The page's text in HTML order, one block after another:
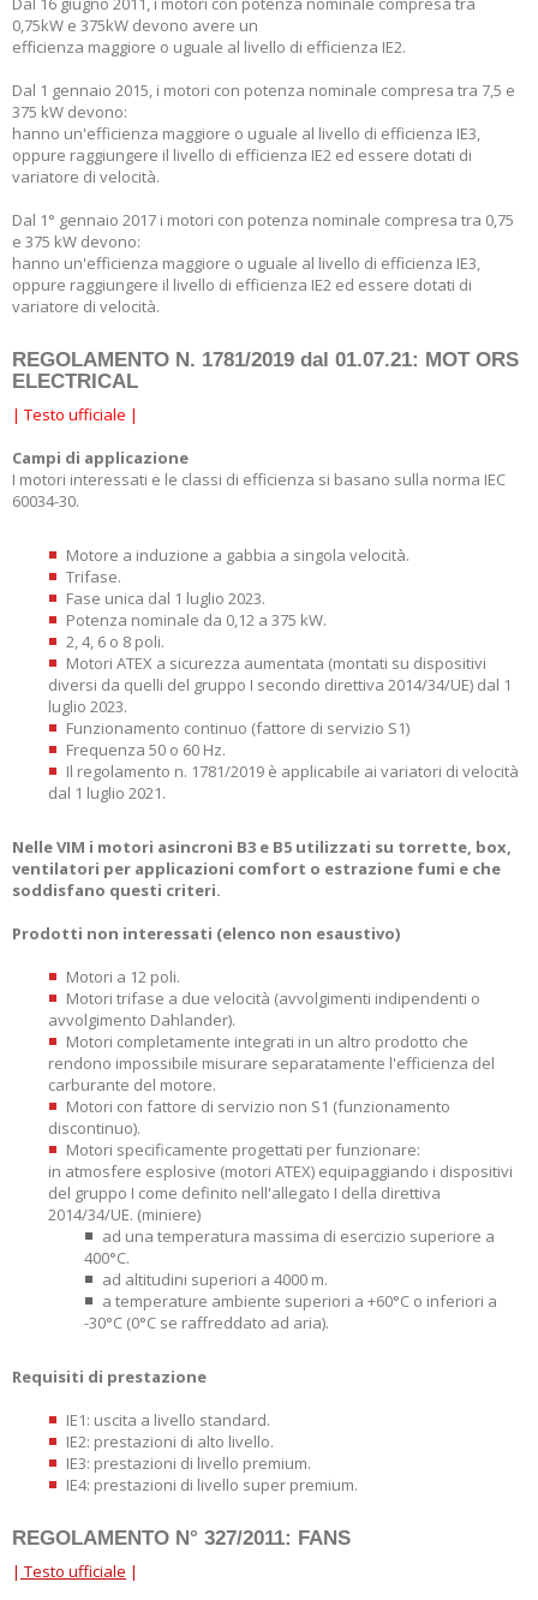
0,75kW e 375kW devono avere un
efficienza maggiore o uguale al livello di efficienza IE2.
Dal 1 gennaio 2015, i motori con potenza nominale compresa tra 7,5 e
375 kW devono:
hanno un'efficienza maggiore o uguale al livello di efficienza IE3,
oppure raggiungere il livello di efficienza IE2 ed essere dotati di
variatore di velocità.
Dal 1° gennaio 2017 i motori con potenza nominale compresa tra 0,75
e 375 kW devono:
hanno un'efficienza maggiore o uguale al livello di efficienza IE3,
oppure raggiungere il livello di efficienza IE2 ed essere dotati di
variatore di velocità.
REGOLAMENTO N. 1781/2019 dal 01.07.21: MOT ORS
ELECTRICAL
| Testo ufficiale |
Campi di applicazione
I motori interessati e le classi di efficienza si basano sulla norma IEC
60034-30.
Motore a induzione a gabbia a singola velocità.
Trifase.
Fase unica dal 1 luglio 2023.
Potenza nominale da 0,12 a 375 kW.
2, 4, 6 o 8 poli.
Motori ATEX a sicurezza aumentata (montati su dispositivi
diversi da quelli del gruppo I secondo direttiva 2014/34/UE) dal 1
luglio 2023.
Funzionamento continuo (fattore di servizio S1)
Frequenza 50 o 60 Hz.
Il regolamento n. 1781/2019 è applicabile ai variatori di velocità
dal 1 luglio 2021.
Nelle VIM i motori asincroni B3 e B5 utilizzati su torrette, box,
ventilatori per applicazioni comfort o estrazione fumi e che
soddisfano questi criteri.
Prodotti non interessati (elenco non esaustivo)
Motori a 12 poli.
Motori trifase a due velocità (avvolgimenti indipendenti o
avvolgimento Dahlander).
Motori completamente integrati in un altro prodotto che
rendono impossibile misurare separatamente l'efficienza del
carburante del motore.
Motori con fattore di servizio non S1 (funzionamento
discontinuo).
Motori specificamente progettati per funzionare:
in atmosfere esplosive (motori ATEX) equipaggiando i dispositivi
del gruppo I come definito nell'allegato I della direttiva
2014/34/UE. (miniere)
ad una temperatura massima di esercizio superiore a
400°C.
ad altitudini superiori a 4000 m.
a temperature ambiente superiori a +60°C o inferiori a
-30°C (0°C se raffreddato ad aria).
Requisiti di prestazione
IE1: uscita a livello standard.
IE2: prestazioni di alto livello.
IE3: prestazioni di livello premium.
IE4: prestazioni di livello super premium.
REGOLAMENTO N° 327/2011: FANS
| Testo ufficiale |